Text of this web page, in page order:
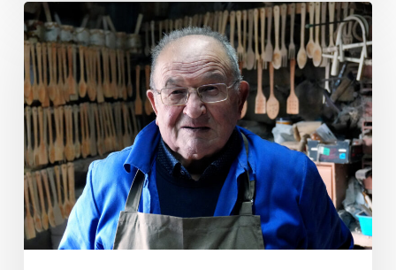
Emilio
San
Juan
Ruiz